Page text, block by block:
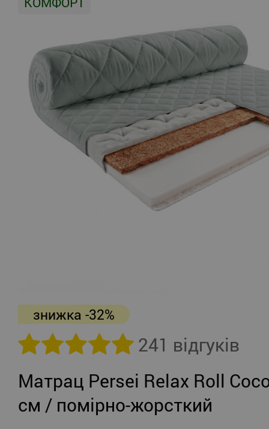
знижка -32%
241 відгуків
Матрац Persei Relax Roll
см / помірно-жорсткий